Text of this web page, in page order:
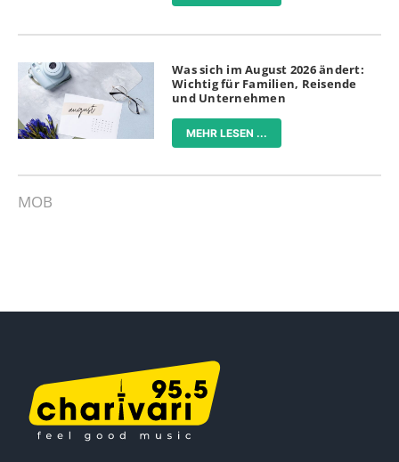
Was sich im August 2026 ändert:
Wichtig für Familien, Reisende
und Unternehmen
MEHR LESEN ...
MOB